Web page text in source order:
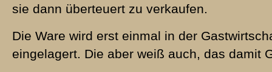
sie dann überteuert zu verkaufen.
Die Ware wird erst einmal in der
eingelagert. Die aber weiß auch, das damit